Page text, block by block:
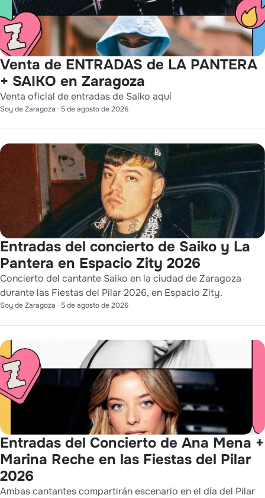
Venta de ENTRADAS de LA PANTERA
+ SAIKO en Zaragoza
Venta oficial de entradas de Saiko aquí
Soy de Zaragoza · 5 de agosto de 2026
Entradas del concierto de Saiko y La
Pantera en Espacio Zity 2026
Concierto del cantante Saiko en la ciudad de Zaragoza
durante las Fiestas del Pilar 2026, en Espacio Zity.
Soy de Zaragoza · 5 de agosto de 2026
Entradas del Concierto de Ana Mena +
Marina Reche en las Fiestas del Pilar
2026
Ambas cantantes compartirán escenario en el día del Pilar